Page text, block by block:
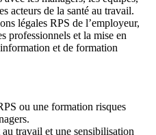
acteurs de la santé au travail.
légales RPS de l’employeur,
professionnels et la mise en
et de formation
ou une formation risques
travail et une sensibilisation